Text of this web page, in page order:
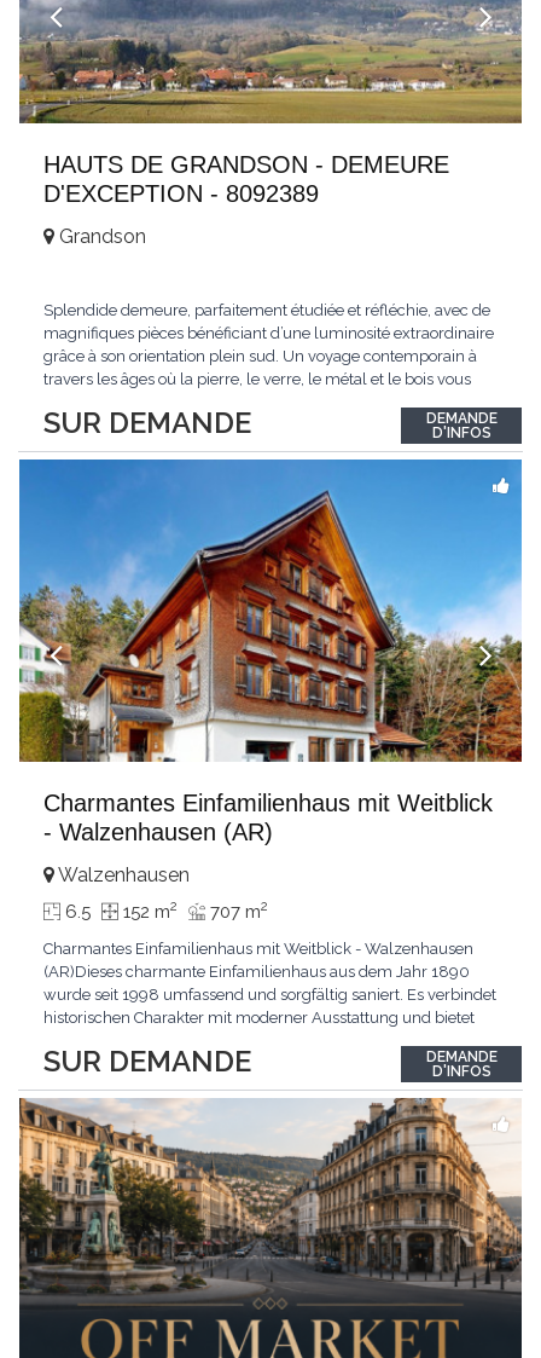
HAUTS DE GRANDSON - DEMEURE
D'EXCEPTION - 8092389
SUR DEMANDE
Grandson
Splendide demeure, parfaitement étudiée et réfléchie, avec de
magnifiques pièces bénéficiant d’une luminosité extraordinaire
grâce à son orientation plein sud. Un voyage contemporain à
travers les âges où la pierre, le verre, le métal et le bois vous
de Grandson, entourée de nature et d’un verger de fruitiers, et...
DEMANDE
D'INFOS
Charmantes Einfamilienhaus mit Weitblick
- Walzenhausen (AR)
SUR DEMANDE
Walzenhausen
6.5 152 m2 707 m2
Charmantes Einfamilienhaus mit Weitblick - Walzenhausen
(AR)Dieses charmante Einfamilienhaus aus dem Jahr 1890
wurde seit 1998 umfassend und sorgfältig saniert. Es verbindet
historischen Charakter mit moderner Ausstattung und bietet
Walzenhausen überzeugt durch die Nähe zur Natur, gute
Erreichbarkeit und ein angenehmes Wohnumfeld. Highlights...
DEMANDE
D'INFOS